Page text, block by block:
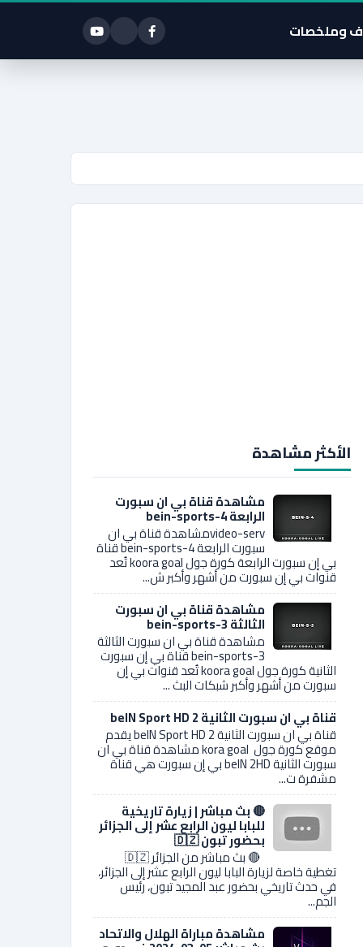
وملخصات
الأكثر مشاهدة
مشاهدة قناة بي ان سبورت
الرابعة bein-sports-4
video-servمشاهدة قناة بي ان
سبورت الرابعة bein-sports-4 قناة
بي إن سبورت الرابعة كورة جول koora goal تُعد
قنوات بي إن سبورت من أشهر وأكبر ش...
مشاهدة قناة بي ان سبورت
الثالثة bein-sports-3
مشاهدة قناة بي ان سبورت الثالثة
bein-sports-3 قناة بي إن سبورت
الثانية كورة جول koora goal تُعد قنوات بي إن
سبورت من أشهر وأكبر شبكات البث ...
قناة بي ان سبورت الثانية 2 beIN Sport HD
قناة بي ان سبورت الثانية 2 beIN Sport HD يقدم
موقع كورة جول kora goal مشاهدة قناة بي ان
سبورت الثانية beIN 2HD بي إن سبورت هي قناة
مشفرة ت...
🔴 بث مباشر | زيارة تاريخية
للبابا ليون الرابع عشر إلى الجزائر
بحضور تبون 🇩🇿
🔴 بث مباشر من الجزائر 🇩🇿
تغطية خاصة لزيارة البابا ليون الرابع عشر إلى الجزائر،
في حدث تاريخي بحضور عبد المجيد تبون، رئيس
الجم...
مشاهدة مباراة الهلال والاتحاد